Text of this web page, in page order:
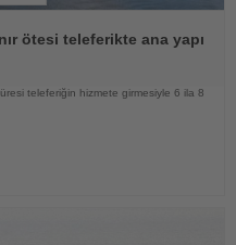
ötesi teleferikte ana yapı
teleferiğin hizmete girmesiyle 6 ila 8